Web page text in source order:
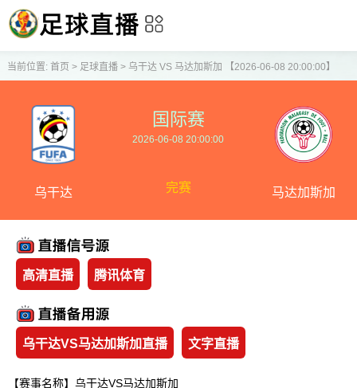
当前位置: 首页 > 足球直播> 乌干达 VS 马达加斯加 【2026-06-08 20:00:00】
乌干达
国际赛
2026-06-08 20:00:00
完赛 马达加斯加
高清直播 腾讯体育
乌干达VS马达加斯加直播 文字直播
【赛事名称】乌干达VS马达加斯加